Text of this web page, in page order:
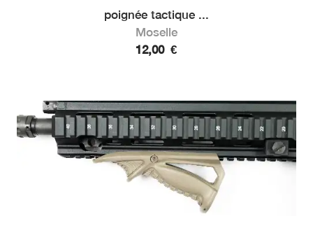
poignée tactique ...
Moselle
12,00 €